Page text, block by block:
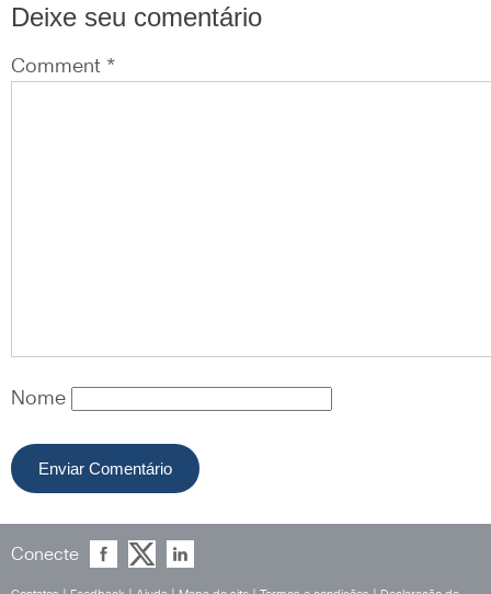
Deixe seu comentário
Comment *
Nome
Conecte